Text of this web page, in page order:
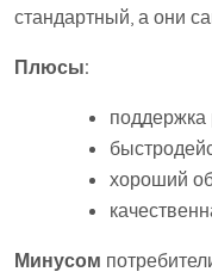
стандартный, а они
Плюсы:
поддержка
хороший
Минусом